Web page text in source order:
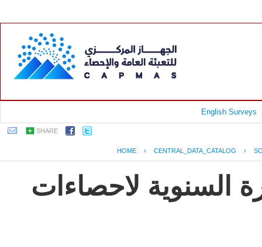
English Surveys
SHARE
HOME › CENTRAL_DATA_CATALOG ›
السنوية لاحصاءات